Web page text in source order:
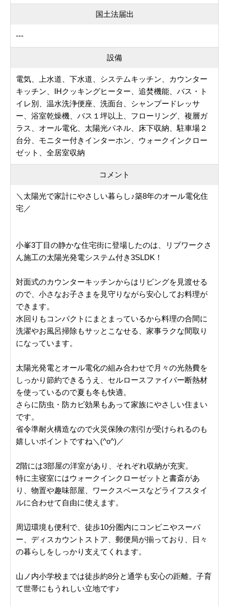
国土法届出
---
設備
電気、上水道、下水道、システムキッチン、カウンター
キッチン、IHクッキングヒーター、追焚機能、バス・ト
イレ別、温水洗浄便座、洗面台、シャンプードレッサ
ー、浴室乾燥機、バス１坪以上、フローリング、複層ガ
ラス、オール電化、太陽光パネル、床下収納、駐車場２
台分、モニター付きインターホン、ウォークインクロー
ゼット、全居室収納
コメント
＼太陽光で家計にやさしい暮らし♪築8年のオール電化住
宅／
小峯3丁目の静かな住宅街に登場したのは、リブワークさ
ん施工の太陽光発電システム付き3SLDK！
対面式のカウンターキッチンからはリビングを見渡せる
ので、小さなお子さまを見守りながら安心してお料理が
できます。
水回りもコンパクトにまとまっているから料理の合間に
洗濯やお風呂掃除もサッとこなせる、家事ラクな間取り
になっています。
太陽光発電とオール電化の組み合わせで月々の光熱費を
しっかり節約できるうえ、セルロースファイバー断熱材
を使っているので夏も冬も快適。
さらに防虫・防カビ効果もあって家族にやさしい住まい
です。
省令準耐火構造なので火災保険の割引が受けられるのも
嬉しいポイントですね＼(^o^)／
2階には3部屋の洋室があり、それぞれ収納が充実。
特に主寝室にはウォークインクローゼットと書斎があ
り、物置や趣味部屋、ワークスペースなどライフスタイ
ルに合わせて自由に使えます。
周辺環境も便利で、徒歩10分圏内にコンビニやスーパ
ー、ディスカウントストア、郵便局が揃っており、日々
の暮らしをしっかり支えてくれます。
山ノ内小学校までは徒歩約8分と通学も安心の距離。子育
て世帯にもうれしい立地です♪